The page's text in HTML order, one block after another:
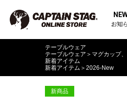
お知
テーブルウェア
テーブルウェア ＞ マグカップ
新着アイテム
新着アイテム ＞ 2026-New
新商品